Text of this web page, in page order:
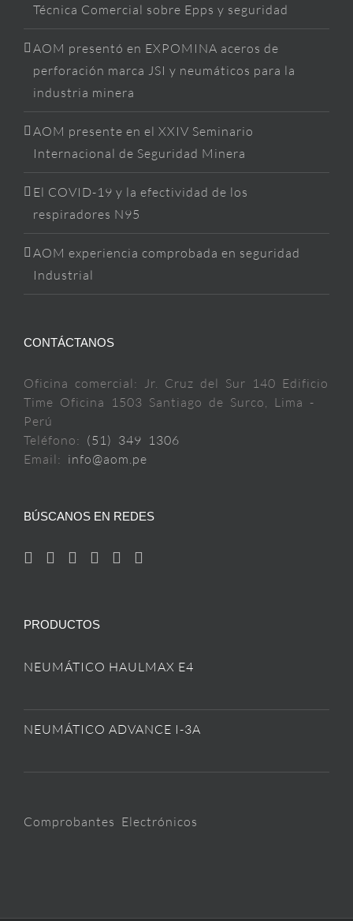
Técnica Comercial sobre Epps y seguridad
AOM presentó en EXPOMINA aceros de
perforación marca JSI y neumáticos para la
industria minera
AOM presente en el XXIV Seminario
Internacional de Seguridad Minera
El COVID-19 y la efectividad de los
respiradores N95
AOM experiencia comprobada en seguridad
Industrial
CONTÁCTANOS
Oficina comercial: Jr. Cruz del Sur 140 Edificio
Time Oficina 1503 Santiago de Surco, Lima -
Perú
Teléfono: (51) 349 1306
Email: info@aom.pe
BÚSCANOS EN REDES
PRODUCTOS
NEUMÁTICO HAULMAX E4
NEUMÁTICO ADVANCE I-3A
Comprobantes Electrónicos